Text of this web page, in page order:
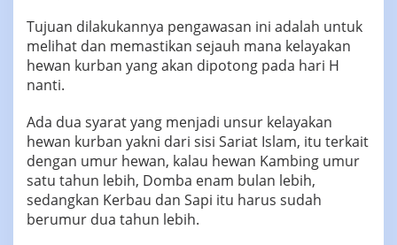
‎Tujuan dilakukannya pengawasan ini adalah untuk
melihat dan memastikan sejauh mana kelayakan
hewan kurban yang akan dipotong pada hari H
nanti.
‎‎Ada dua syarat yang menjadi unsur kelayakan
hewan kurban yakni dari sisi Sariat Islam, itu terkait
dengan umur hewan, kalau hewan Kambing umur
satu tahun lebih, Domba enam bulan lebih,
sedangkan Kerbau dan Sapi itu harus sudah
berumur dua tahun lebih.